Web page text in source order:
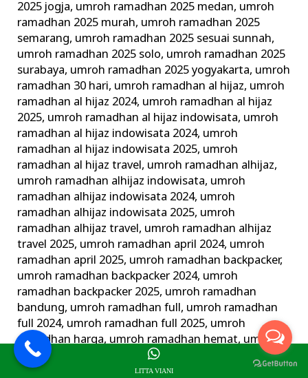
2025 jogja, umroh ramadhan 2025 medan, umroh
ramadhan 2025 murah, umroh ramadhan 2025
semarang, umroh ramadhan 2025 sesuai sunnah,
umroh ramadhan 2025 solo, umroh ramadhan 2025
surabaya, umroh ramadhan 2025 yogyakarta, umroh
ramadhan 30 hari, umroh ramadhan al hijaz, umroh
ramadhan al hijaz 2024, umroh ramadhan al hijaz
2025, umroh ramadhan al hijaz indowisata, umroh
ramadhan al hijaz indowisata 2024, umroh
ramadhan al hijaz indowisata 2025, umroh
ramadhan al hijaz travel, umroh ramadhan alhijaz,
umroh ramadhan alhijaz indowisata, umroh
ramadhan alhijaz indowisata 2024, umroh
ramadhan alhijaz indowisata 2025, umroh
ramadhan alhijaz travel, umroh ramadhan alhijaz
travel 2025, umroh ramadhan april 2024, umroh
ramadhan april 2025, umroh ramadhan backpacker,
umroh ramadhan backpacker 2024, umroh
ramadhan backpacker 2025, umroh ramadhan
bandung, umroh ramadhan full, umroh ramadhan
full 2024, umroh ramadhan full 2025, umroh
ramadhan harga, umroh ramadhan hemat, umroh
ramadhan jogja
umroh ramadhan juni 2024
umroh
ramadhan juni 2025
umroh ramadhan langsung
LITTA VIANI